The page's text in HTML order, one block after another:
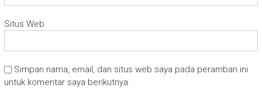
Situs Web
Simpan nama, email, dan situs web saya pada peramban ini
untuk komentar saya berikutnya.